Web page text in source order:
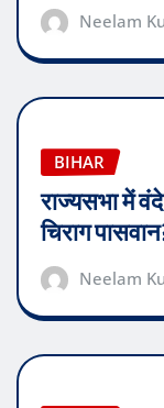
Neelam
BIHAR
राज्यसभा में
चिराग
Neelam